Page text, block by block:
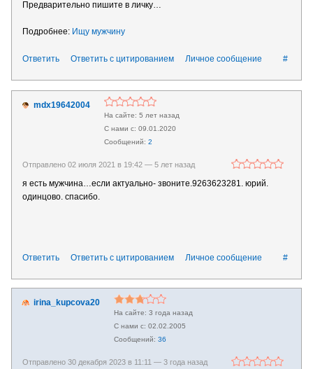
Предварительно пишите в личку…
Подробнее: Ищу мужчину
#
Ответить Ответить с цитированием Личное сообщение
mdx19642004
5 лет назад
09.01.2020
2
Отправлено 02 июля 2021 в 19:42 — 5 лет назад
я есть мужчина…если актуально- звоните.9263623281. юрий.
одинцово. спасибо.
#
Ответить Ответить с цитированием Личное сообщение
irina_kupcova20
3 года назад
02.02.2005
36
Отправлено 30 декабря 2023 в 11:11 — 3 года назад